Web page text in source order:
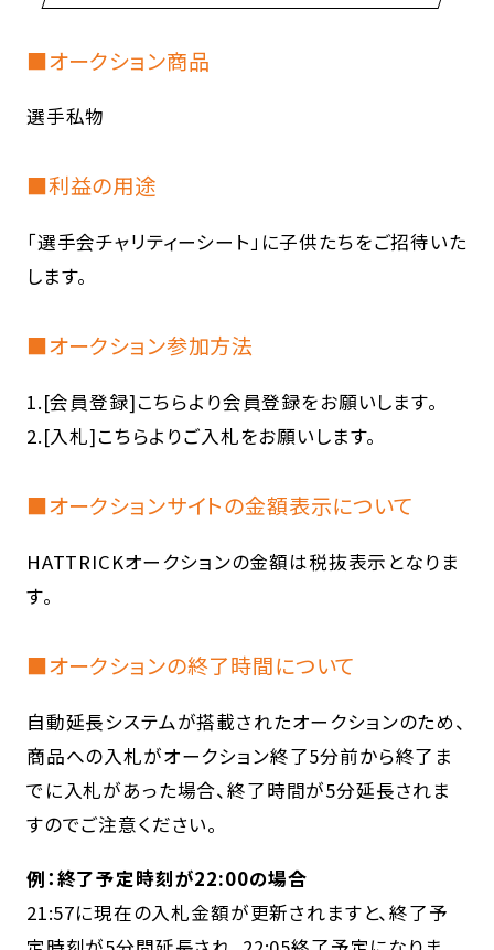
■オークション商品
選手私物
■利益の用途
「選手会チャリティーシート」に子供たちをご招待いた
します。
■オークション参加方法
1.[会員登録]こちらより会員登録をお願いします。
2.[入札]こちらよりご入札をお願いします。
■オークションサイトの金額表示について
HATTRICKオークションの金額は税抜表示となりま
す。
■オークションの終了時間について
自動延長システムが搭載されたオークションのため、
商品への入札がオークション終了5分前から終了ま
でに入札があった場合、終了時間が5分延長されま
すのでご注意ください。
例：終了予定時刻が22:00の場合
21:57に現在の入札金額が更新されますと、終了予